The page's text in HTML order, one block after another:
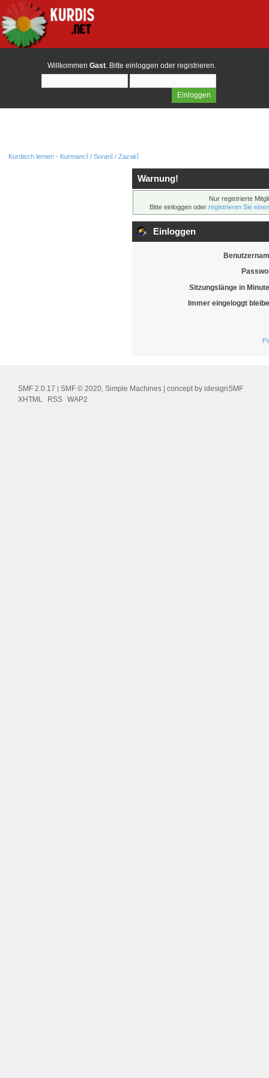
Willkommen Gast. Bitte einloggen oder registrieren.
Kurdisch lernen - Kurmancî / Soranî / Zazakî
Warnung!
Nur registrierte
Bitte einloggen oder registrieren Sie
Einloggen
Sitzungslänge in
Immer eingeloggt
SMF 2.0.17 | SMF © 2020 Simple Machines | concept by idesignSMF
XHTML
RSS WAP2